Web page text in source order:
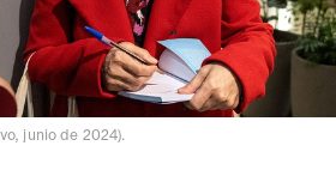
junio de 2024).